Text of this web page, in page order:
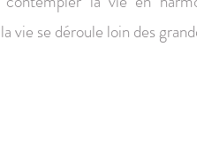
vie se déroule loin des